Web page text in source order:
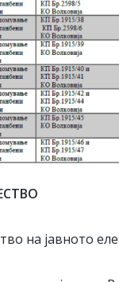
на јавното